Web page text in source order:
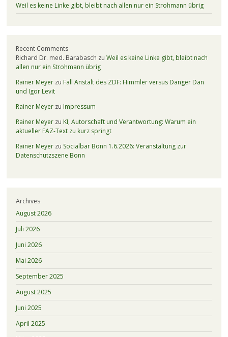
Weil es keine Linke gibt, bleibt nach allen nur ein Strohmann übrig
Recent Comments
Richard Dr. med. Barabasch zu Weil es keine Linke gibt, bleibt nach
allen nur ein Strohmann übrig
Rainer Meyerzu Fall Anstalt des ZDF: Himmler versus Danger Dan
und Igor Levit
Rainer Meyerzu Impressum
Rainer Meyerzu KI, Autorschaft und Verantwortung: Warum ein
aktueller FAZ-Text zu kurz springt
Rainer Meyerzu Socialbar Bonn 1.6.2026: Veranstaltung zur
Datenschutzszene Bonn
Archives
August 2026
Juli 2026
Juni 2026
Mai 2026
September 2025
August 2025
Juni 2025
April 2025